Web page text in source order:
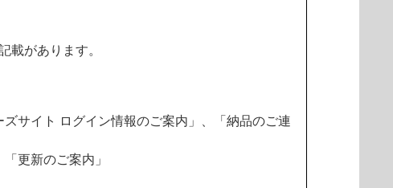
載があります。
ズサイト ログイン情報のご案内」、「納品のご連
更新のご案内」